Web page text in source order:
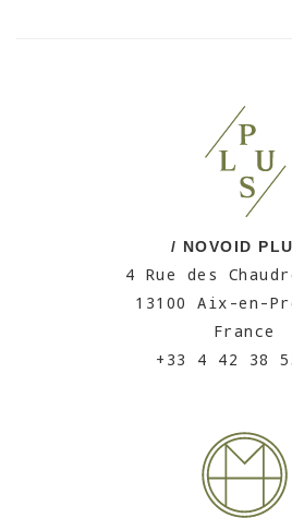
/ NOVOID
4 Rue des
13100 Aix-en-
France
+33 4 42 38